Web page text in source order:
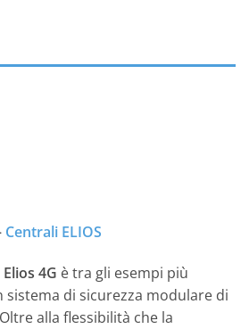
Centrali ELIOS
Elios 4G è tra gli esempi più
di sicurezza modulare di
alla flessibilità che la